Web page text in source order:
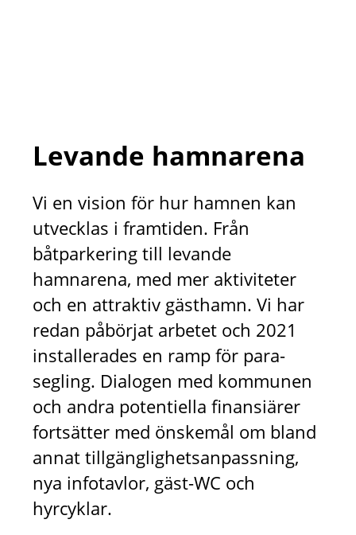
Levande hamnarena
Vi en vision för hur hamnen kan
utvecklas i framtiden. Från
båtparkering till levande
hamnarena, med mer aktiviteter
och en attraktiv gästhamn. Vi har
redan påbörjat arbetet och 2021
installerades en ramp för para-
segling. Dialogen med kommunen
och andra potentiella finansiärer
fortsätter med önskemål om bland
annat tillgänglighetsanpassning,
nya infotavlor, gäst-WC och
hyrcyklar.